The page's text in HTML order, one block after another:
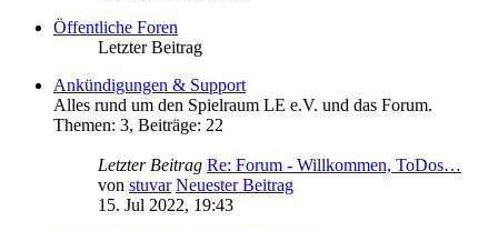
Öffentliche Foren
Letzter Beitrag
Ankündigungen & Support
Alles rund um den Spielraum LE e.V. und das Forum.
Themen: 3, Beiträge: 22
Letzter Beitrag Re: Forum - Willkommen, ToDos…
von stuvar Neuester Beitrag
15. Jul 2022, 19:43